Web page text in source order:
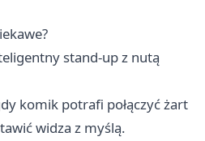
stand‑up z nutą
komik potrafi połączyć żart
widza z myślą.